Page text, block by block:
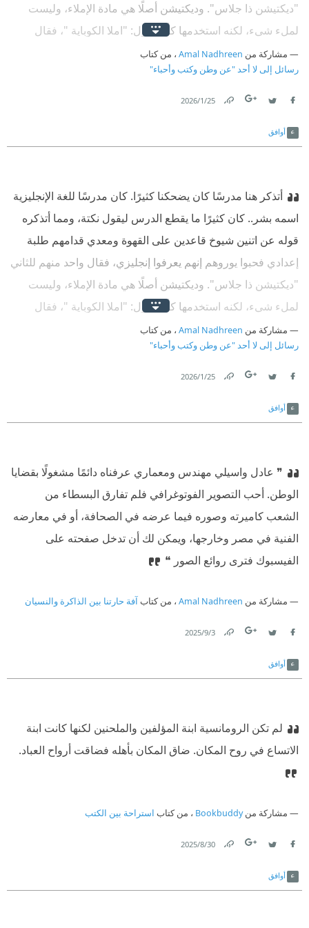
"ديكتيشن ذا جلاس". وديكتيشن أصلًا هي مادة الإملاء، وليست
لملء شيء، لكنه استخدمها كأنه يقول: "املا الكوباية "، فقال
الثاني: كومبوزيشن جود. وكومبوزيشن هي مادة الإنشاء، فكأنه
يقول: "إن شاء الله".
مشاركة من Amal Nadhreen ، من كتاب
رسائل إلى لا أحد "عن وطن وكتب وأحباء"
25‏/1‏/2026
أوافق
أتذكر هنا مدرسًا كان يضحكنا كثيرًا. كان مدرسًا للغة الإنجليزية
اسمه بشر.. كان كثيرًا ما يقطع الدرس ليقول نكتة، ومما أتذكره
قوله عن اتنين شيوخ قاعدين على القهوة ومعدي قدامهم طلبة
إعدادي فحبوا يوروهم إنهم يعرفوا إنجليزي، فقال واحد منهم للثاني
"ديكتيشن ذا جلاس". وديكتيشن أصلًا هي مادة الإملاء، وليست
لملء شيء، لكنه استخدمها كأنه يقول: "املا الكوباية "، فقال
الثاني: كومبوزيشن جود. وكومبوزيشن هي مادة الإنشاء، فكأنه
يقول: "إن شاء الله".
مشاركة من Amal Nadhreen ، من كتاب
رسائل إلى لا أحد "عن وطن وكتب وأحباء"
25‏/1‏/2026
أوافق
❞ عادل واسيلي مهندس ومعماري عرفناه دائمًا مشغولًا بقضايا
الوطن. أحب التصوير الفوتوغرافي فلم تفارق البسطاء من
الشعب كاميرته وصوره فيما عرضه في الصحافة، أو في معارضه
الفنية في مصر وخارجها، ويمكن لك أن تدخل صفحته على
الفيسبوك فترى روائع الصور ❝
مشاركة من Amal Nadhreen ، من كتاب آفة حارتنا بين الذاكرة والنسيان
3‏/9‏/2025
أوافق
لم تكن الرومانسية ابنة المؤلفين والملحنين لكنها كانت ابنة
الاتساع في روح المكان. ضاق المكان بأهله فضاقت أرواح العباد.
مشاركة منBookbuddy ، من كتاب استراحة بين الكتب
30‏/8‏/2025
أوافق